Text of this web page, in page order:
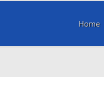
Home